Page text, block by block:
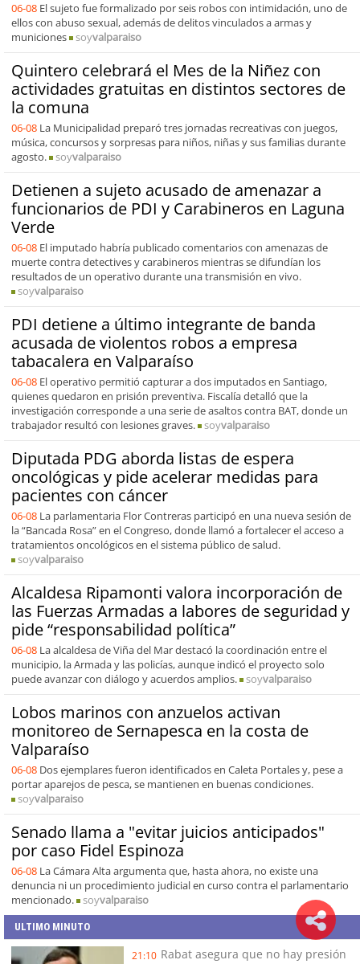
06-08 El sujeto fue formalizado por seis robos con intimidación, uno de
ellos con abuso sexual, además de delitos vinculados a armas y
municiones
soyvalparaiso
Quintero celebrará el Mes de la Niñez con
actividades gratuitas en distintos sectores de
la comuna
06-08 La Municipalidad preparó tres jornadas recreativas con juegos,
música, concursos y sorpresas para niños, niñas y sus familias durante
agosto.
soyvalparaiso
Detienen a sujeto acusado de amenazar a
funcionarios de PDI y Carabineros en Laguna
Verde
06-08 El imputado habría publicado comentarios con amenazas de
muerte contra detectives y carabineros mientras se difundían los
resultados de un operativo durante una transmisión en vivo.
soyvalparaiso
PDI detiene a último integrante de banda
acusada de violentos robos a empresa
tabacalera en Valparaíso
06-08 El operativo permitió capturar a dos imputados en Santiago,
quienes quedaron en prisión preventiva. Fiscalía detalló que la
investigación corresponde a una serie de asaltos contra BAT, donde un
trabajador resultó con lesiones graves.
soyvalparaiso
Diputada PDG aborda listas de espera
oncológicas y pide acelerar medidas para
pacientes con cáncer
06-08 La parlamentaria Flor Contreras participó en una nueva sesión de
la “Bancada Rosa” en el Congreso, donde llamó a fortalecer el acceso a
tratamientos oncológicos en el sistema público de salud.
soyvalparaiso
Alcaldesa Ripamonti valora incorporación de
las Fuerzas Armadas a labores de seguridad y
pide “responsabilidad política”
06-08 La alcaldesa de Viña del Mar destacó la coordinación entre el
municipio, la Armada y las policías, aunque indicó el proyecto solo
puede avanzar con diálogo y acuerdos amplios.
soyvalparaiso
Lobos marinos con anzuelos activan
monitoreo de Sernapesca en la costa de
Valparaíso
06-08 Dos ejemplares fueron identificados en Caleta Portales y, pese a
portar aparejos de pesca, se mantienen en buenas condiciones.
soyvalparaiso
Senado llama a "evitar juicios anticipados"
por caso Fidel Espinoza
06-08 La Cámara Alta argumenta que, hasta ahora, no existe una
denuncia ni un procedimiento judicial en curso contra el parlamentario
mencionado.
soyvalparaiso
ULTIMO MINUTO
21:10 Rabat asegura que no hay presión